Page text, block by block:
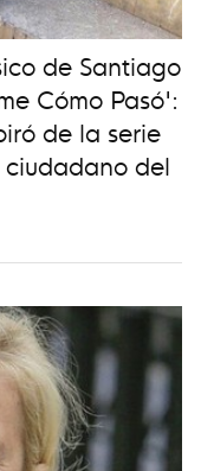
de Santiago
Cómo Pasó':
de la serie
del